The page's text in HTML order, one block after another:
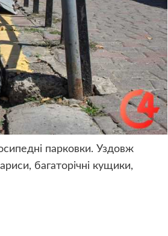
парковки. Уздовж
багаторічні кущики,